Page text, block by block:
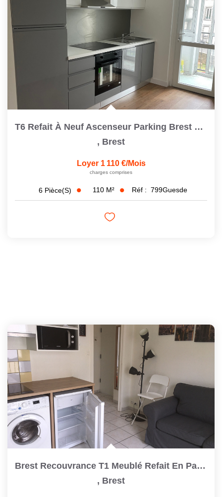
T6 Refait À Neuf Ascenseur Parking Brest Saint Michel
, Brest
Loyer 1 110 €/mois
charges comprises
6 Pièce(s) 110 M² Réf : 799Guesde
Brest Recouvrance T1 Meublé Refait En Parfait État
, Brest